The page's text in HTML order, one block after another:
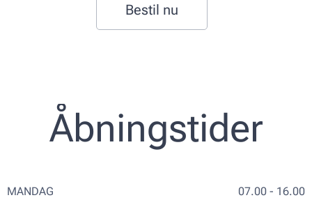
Bestil nu
Åbningstider
MANDAG 07.00 - 16.00